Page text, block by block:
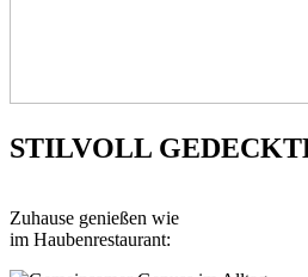
STILVOLL
Zuhause genießen wie
im Haubenrestaurant: